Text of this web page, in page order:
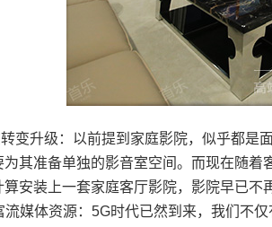
变升级：以前提到家庭影院，似乎都是
为其准备单独的影音室空间。而现在随
安装上一套家庭客厅影院，影院早已不
流媒体资源：5G时代已然到来，我们不